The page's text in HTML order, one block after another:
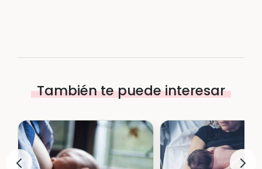
También te puede interesar